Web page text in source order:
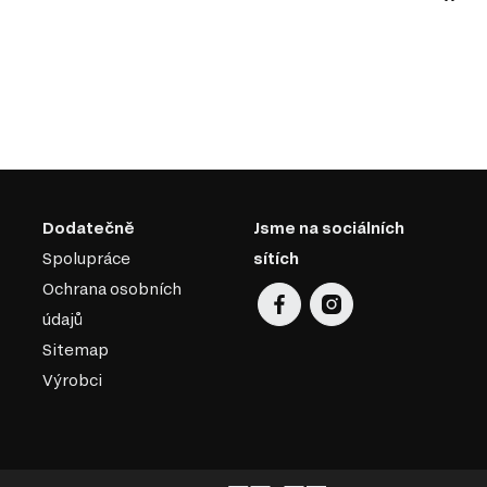
Dodatečně
Spolupráce
Ochrana osobních
údajů
Sitemap
Výrobci
Jsme na sociálních
sítích